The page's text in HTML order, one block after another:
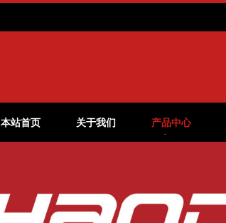
本站首页 关于我们 产品中心